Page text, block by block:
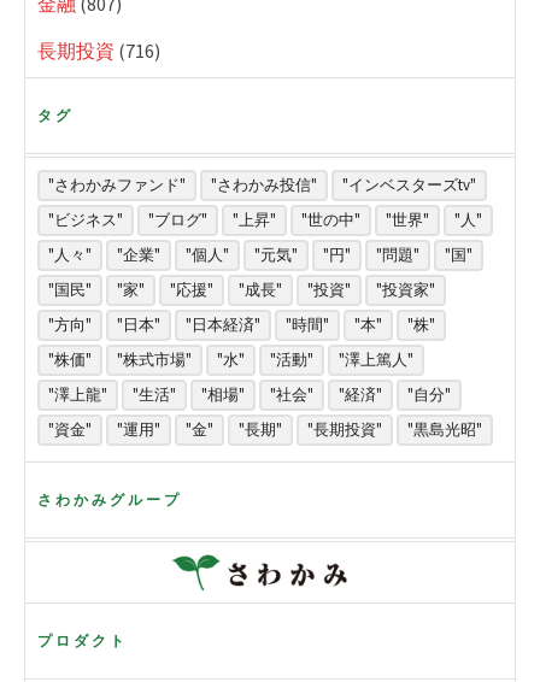
長期投資 (716)
タグ
"さわかみファンド" "さわかみ投信"
"インベスターズtv"
"ビジネス"
"ブログ" "上昇" "世の中" "世界"
"人"
"人々"
"企業" "個人" "元気" "円" "問題"
"国"
"国民"
"家" "応援" "成長" "投資"
"投資家"
"方向"
"日本" "日本経済" "時間" "本"
"株"
"株価"
"株式市場" "水" "活動"
"澤上篤人"
"澤上龍"
"生活" "相場" "社会" "経済"
"自分"
"資金"
"運用" "金" "長期" "長期投資" "黒島光昭"
さわかみグループ
プロダクト